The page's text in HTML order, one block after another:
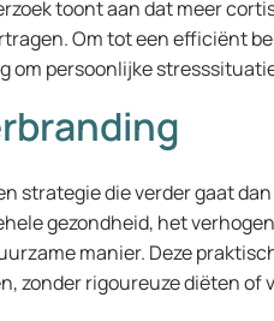
toont aan dat meer
Om tot een efficiënt
om persoonlijke
strategie die verder gaat
gezondheid, het
manier. Deze
zonder rigoureuze diëten of